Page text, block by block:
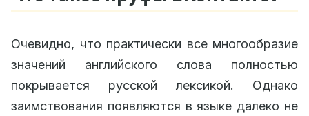
Очевидно, что практически все многообразие
значений английского слова полностью
покрывается русской лексикой. Однако
заимствования появляются в языке далеко не